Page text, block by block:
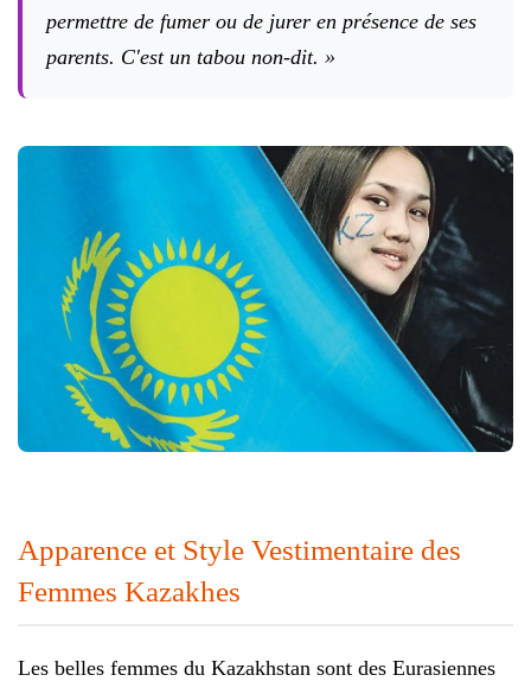
permettre de fumer ou de jurer en présence de ses
parents. C'est un tabou non-dit. »
Apparence et Style Vestimentaire des
Femmes Kazakhes
Les belles femmes du Kazakhstan sont des Eurasiennes